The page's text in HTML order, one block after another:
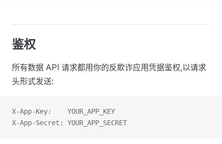
鉴权
所有数据 API 请求都用你的反欺诈应用凭据鉴权,以请求
头形式发送:
X-App-Key:    YOUR_APP_KEY
X-App-Secret: YOUR_APP_SECRET